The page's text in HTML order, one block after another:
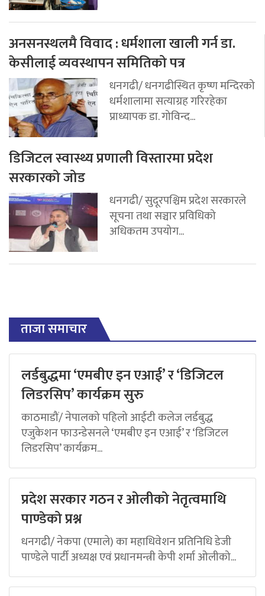
अनसनस्थलमै विवाद : धर्मशाला खाली गर्न डा.
केसीलाई व्यवस्थापन समितिको पत्र
धनगढी/ धनगढीस्थित कृष्ण मन्दिरको
धर्मशालामा सत्याग्रह गरिरहेका
प्राध्यापक डा. गोविन्द...
डिजिटल स्वास्थ्य प्रणाली विस्तारमा प्रदेश
सरकारको जोड
धनगढी/ सुदूरपश्चिम प्रदेश सरकारले
सूचना तथा सञ्चार प्रविधिको
अधिकतम उपयोग...
ताजा समाचार
लर्डबुद्धमा ‘एमबीए इन एआई’ र ‘डिजिटल
लिडरसिप’ कार्यक्रम सुरु
काठमाडौं/ नेपालको पहिलो आईटी कलेज लर्डबुद्ध
एजुकेशन फाउन्डेसनले ‘एमबीए इन एआई’ र ‘डिजिटल
लिडरसिप’ कार्यक्रम...
प्रदेश सरकार गठन र ओलीको नेतृत्वमाथि
पाण्डेको प्रश्न
धनगढी/ नेकपा (एमाले) का महाधिवेशन प्रतिनिधि डेजी
पाण्डेले पार्टी अध्यक्ष एवं प्रधानमन्त्री केपी शर्मा ओलीको...